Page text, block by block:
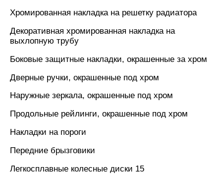
Хромированная накладка на решетку радиатора
Декоративная хромированная накладка на
выхлопную трубу
Боковые защитные накладки, окрашенные за хром
Дверные ручки, окрашенные под хром
Наружные зеркала, окрашенные под хром
Продольные рейлинги, окрашенные под хром
Накладки на пороги
Передние брызговики
Легкосплавные колесные диски 15